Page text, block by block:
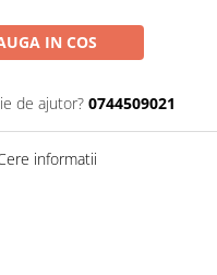
IN COS
de ajutor? 0744509021
informatii